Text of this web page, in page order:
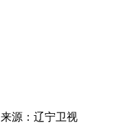
来源：辽宁卫视